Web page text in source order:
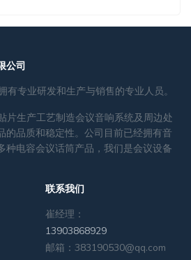
公司
有专业研发和生产与销售的专业人员。
片生产工艺制造会议音响系统及周边处
的品质和稳定性。公司目前已经拥有音
种电容会议话筒产品，我们是会议设备
联系我们
崔经理：
13903868929
邮箱：383190530@qq.com